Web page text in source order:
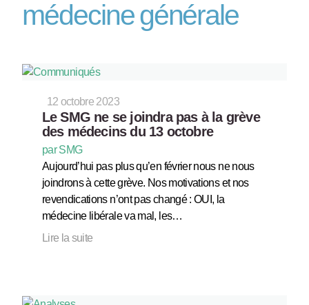
médecine générale
12 octobre 2023
Le SMG ne se joindra pas à la grève
des médecins du 13 octobre
par SMG
Aujourd’hui pas plus qu’en février nous ne nous
joindrons à cette grève. Nos motivations et nos
revendications n’ont pas changé : OUI, la
médecine libérale va mal, les…
Lire la suite